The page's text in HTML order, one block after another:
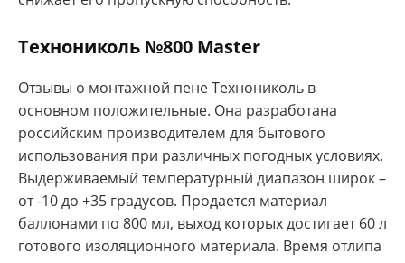
Технониколь №800 Master
Отзывы о монтажной пене Технониколь в
основном положительные. Она разработана
российским производителем для бытового
использования при различных погодных условиях.
Выдерживаемый температурный диапазон широк –
от -10 до +35 градусов. Продается материал
баллонами по 800 мл, выход которых достигает 60 л
готового изоляционного материала. Время отлипа